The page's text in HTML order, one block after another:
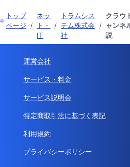
トップ
ページ /
ネッ
ト・
IT
/
トラムシス
テム株式会
社
/
クラウ
ャンネ
説
運営会社
サービス・料金
サービス説明会
特定商取引法に基づく表記
利用規約
プライバシーポリシー